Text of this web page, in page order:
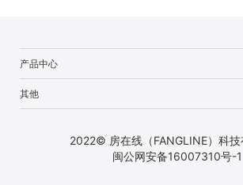
产品中心
其他
2022© 房在线（FANGLINE）科技
闽公网安备16007310号-1